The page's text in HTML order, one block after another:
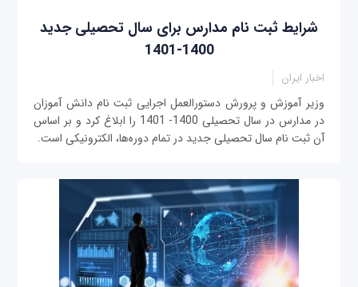
شرایط ثبت نام مدارس برای سال تحصیلی جدید
1400-1401
اخبار ایران
وزیر آموزش و پرورش دستورالعمل اجرایی ثبت نام دانش آموزان
در مدارس در سال تحصیلی 1400- 1401 را ابلاغ کرد و بر اساس
آن ثبت نام سال تحصیلی جدید در تمام دوره‌ها، الکترونیکی است.